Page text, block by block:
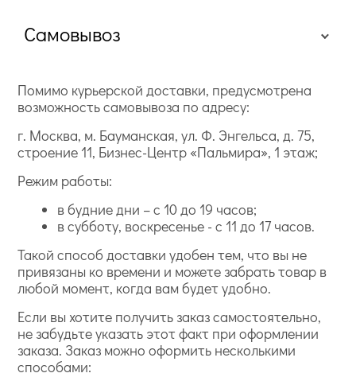
Самовывоз
Помимо курьерской доставки, предусмотрена
возможность самовывоза по адресу:
г. Москва, м. Бауманская, ул. Ф. Энгельса, д. 75,
строение 11, Бизнес-Центр «Пальмира», 1 этаж;
Режим работы:
в будние дни – с 10 до 19 часов;
в субботу, воскресенье - с 11 до 17 часов.
Такой способ доставки удобен тем, что вы не
привязаны ко времени и можете забрать товар в
любой момент, когда вам будет удобно.
Если вы хотите получить заказ самостоятельно,
не забудьте указать этот факт при оформлении
заказа. Заказ можно оформить несколькими
способами: